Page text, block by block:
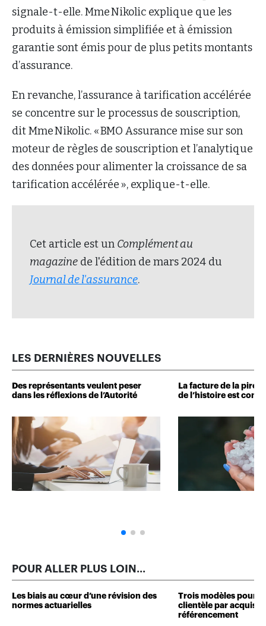
signale-t-elle. Mme Nikolic explique que les
produits à émission simplifiée et à émission
garantie sont émis pour de plus petits montants
d’assurance.
En revanche, l’assurance à tarification accélérée
se concentre sur le processus de souscription,
dit Mme Nikolic. « BMO Assurance mise sur son
moteur de règles de souscription et l’analytique
des données pour alimenter la croissance de sa
tarification accélérée », explique-t-elle.
Cet article est un Complément au
magazine de l'édition de mars 2024 du
Journal de l'assurance.
LES DERNIÈRES NOUVELLES
Des représentants veulent peser
dans les réflexions de l’Autorité
La facture de la pire
de l’histoire est
POUR ALLER PLUS LOIN...
Les biais au cœur d’une révision des
normes actuarielles
Trois modèles pour
clientèle par
référencement